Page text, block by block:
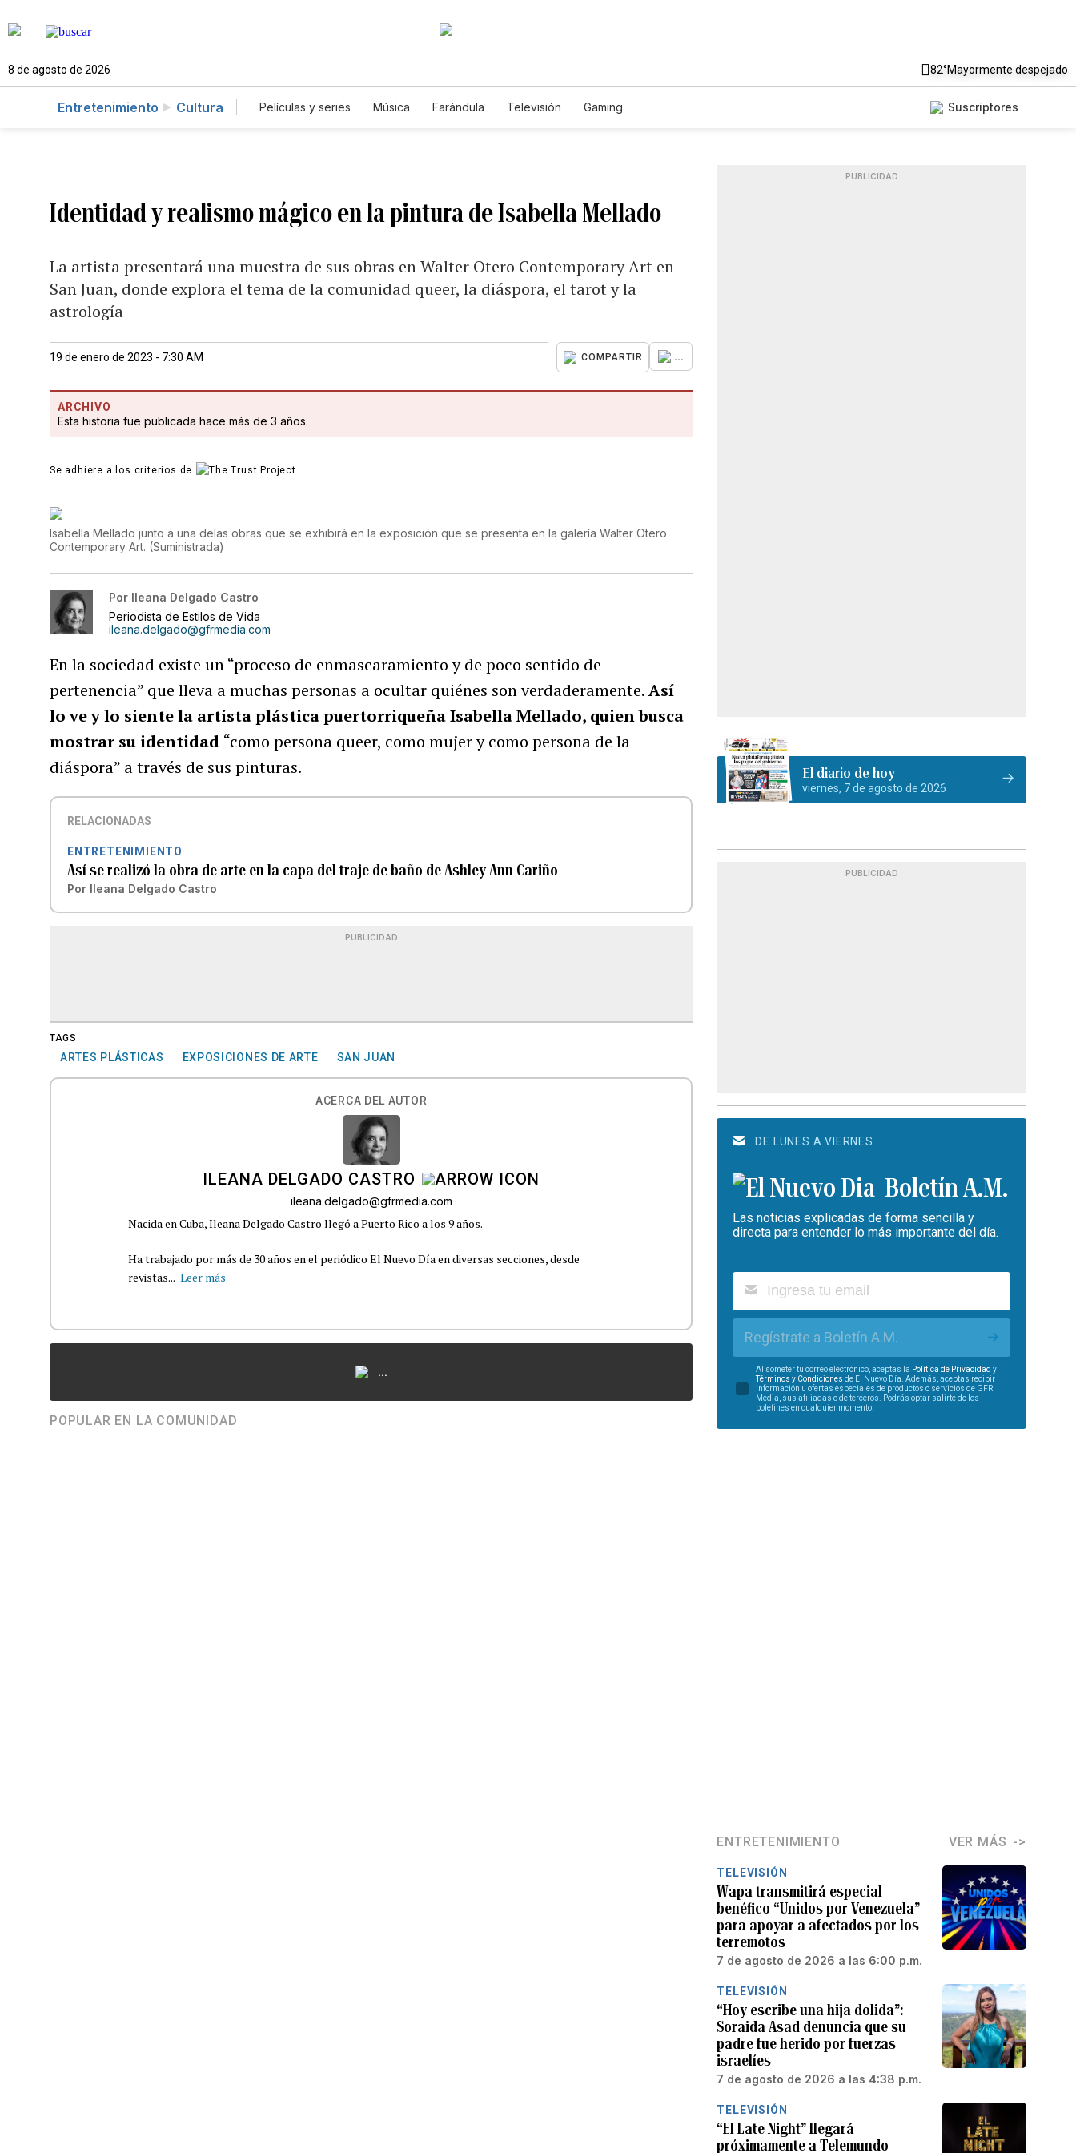
8 de agosto de 2026 82°Mayormente despejado
Entretenimiento Cultura Películas y series Música Farándula Televisión Gaming Suscriptores
Identidad y realismo mágico en la pintura de Isabella Mellado
La artista presentará una muestra de sus obras en Walter Otero Contemporary Art en
San Juan, donde explora el tema de la comunidad queer, la diáspora, el tarot y la
astrología
19 de enero de 2023 - 7:30 AM COMPARTIR ...
ARCHIVO
Esta historia fue publicada hace más de 3 años.
Se adhiere a los criterios de
Isabella Mellado junto a una delas obras que se exhibirá en la exposición que se presenta en la galería Walter Otero
Contemporary Art. (Suministrada)
Por Ileana Delgado Castro
Periodista de Estilos de Vida
ileana.delgado@gfrmedia.com
En la sociedad existe un “proceso de enmascaramiento y de poco sentido de
pertenencia” que lleva a muchas personas a ocultar quiénes son verdaderamente.Así
lo ve y lo siente la artista plástica puertorriqueña Isabella Mellado, quien busca
mostrar su identidad “como persona queer, como mujer y como persona de la
diáspora” a través de sus pinturas.
RELACIONADAS
ENTRETENIMIENTO
Así se realizó la obra de arte en la capa del traje de baño de Ashley Ann Cariño
Por Ileana Delgado Castro
PUBLICIDAD
TAGS
ARTES PLÁSTICAS EXPOSICIONES DE ARTE SAN JUAN
ACERCA DEL AUTOR
ILEANA DELGADO CASTRO
ileana.delgado@gfrmedia.com
Nacida en Cuba, Ileana Delgado Castro llegó a Puerto Rico a los 9 años.
Ha trabajado por más de 30 años en el periódico El Nuevo Día en diversas secciones, desde
revistas... Leer más
...
POPULAR EN LA COMUNIDAD
PUBLICIDAD
El diario de hoy
viernes, 7 de agosto de 2026
PUBLICIDAD
DE LUNES A VIERNES
Boletín A.M.
Las noticias explicadas de forma sencilla y
directa para entender lo más importante del día.
Regístrate a Boletín A.M.
Al someter tu correo electrónico, aceptas la Política de Privacidad y
Términos y Condiciones de El Nuevo Día. Además, aceptas recibir
información u ofertas especiales de productos o servicios de GFR
Media, sus afiliadas o de terceros. Podrás optar salirte de los
boletines en cualquier momento.
ENTRETENIMIENTO VER MÁS
TELEVISIÓN
Wapa transmitirá especial
benéfico “Unidos por Venezuela”
para apoyar a afectados por los
terremotos
7 de agosto de 2026 a las 6:00 p.m.
TELEVISIÓN
“Hoy escribe una hija dolida”:
Soraida Asad denuncia que su
padre fue herido por fuerzas
israelíes
7 de agosto de 2026 a las 4:38 p.m.
TELEVISIÓN
“El Late Night” llegará
próximamente a Telemundo